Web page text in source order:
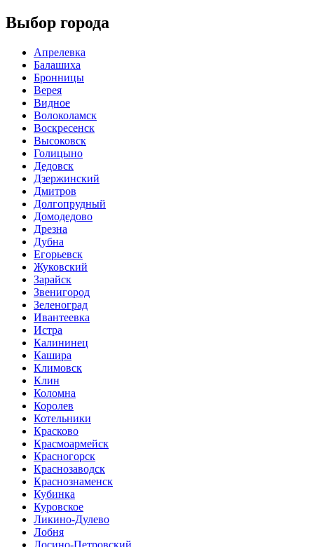
Выбор города
Апрелевка
Балашиха
Бронницы
Верея
Видное
Волоколамск
Воскресенск
Высоковск
Голицыно
Дедовск
Дзержинский
Дмитров
Долгопрудный
Домодедово
Дрезна
Дубна
Егорьевск
Жуковский
Зарайск
Звенигород
Зеленоград
Ивантеевка
Истра
Калининец
Кашира
Климовск
Клин
Коломна
Королев
Котельники
Красково
Красмоармейск
Красногорск
Краснозаводск
Краснознаменск
Кубинка
Куровское
Ликино-Дулево
Лобня
Лосино-Петровский